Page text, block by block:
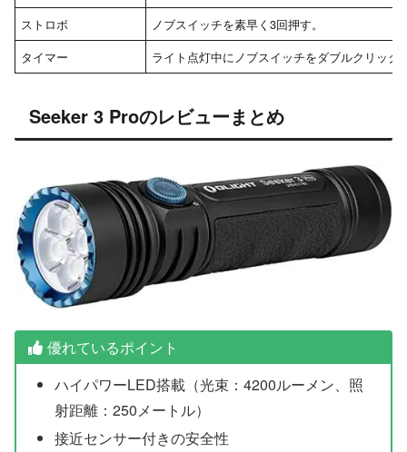
ストロボ
ノブスイッチを素早く3回押す。
タイマー
ライト点灯中にノブスイッチをダブルクリッ
Seeker 3 Proのレビューまとめ
優れているポイント
ハイパワーLED搭載（光束：4200ルーメン、照
射距離：250メートル）
接近センサー付きの安全性